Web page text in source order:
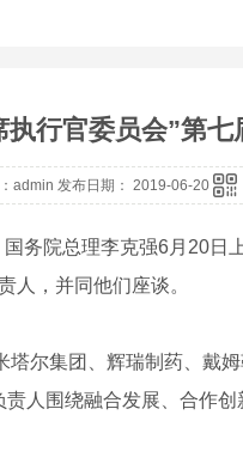
行官委员会”第
admin 发布日期： 2019-06-20
务院总理李克强6月20日
人，并同他们座谈。
尔集团、辉瑞制药、戴
人围绕融合发展、合作